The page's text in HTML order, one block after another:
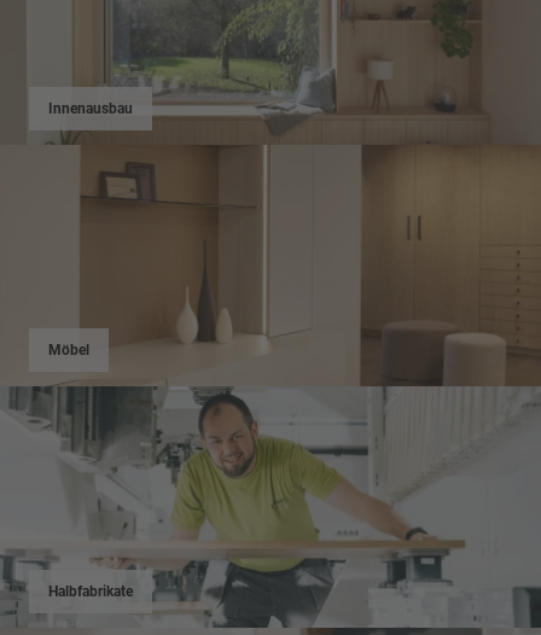
Innenausbau
Möbel
Halbfabrikate